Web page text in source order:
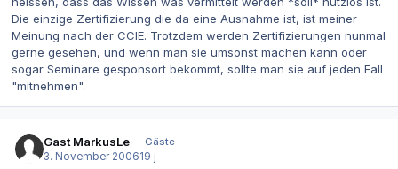
Die einzige Zertifizierung die da eine Ausnahme ist, ist meiner
Meinung nach der CCIE. Trotzdem werden Zertifizierungen nunmal
gerne gesehen, und wenn man sie umsonst machen kann oder
sogar Seminare gesponsort bekommt, sollte man sie auf jeden Fall
"mitnehmen".
Gast MarkusLe
Gäste
3. November 200619 j